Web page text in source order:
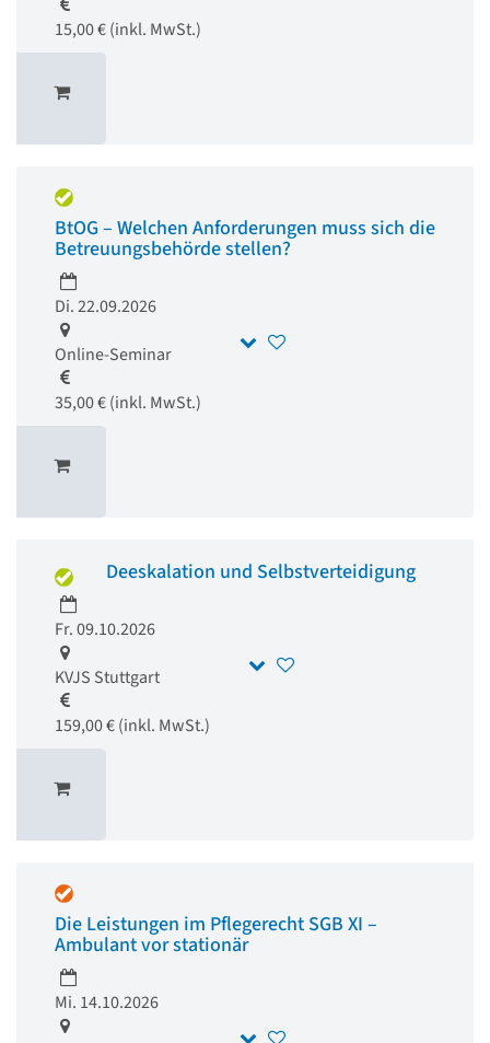
15,00 € (inkl. MwSt.)
BtOG – Welchen Anforderungen muss sich die
Betreuungsbehörde stellen?
Di. 22.09.2026
Online-Seminar
35,00 € (inkl. MwSt.)
Deeskalation und Selbstverteidigung
Fr. 09.10.2026
KVJS Stuttgart
159,00 € (inkl. MwSt.)
Die Leistungen im Pflegerecht SGB XI –
Ambulant vor stationär
Mi. 14.10.2026